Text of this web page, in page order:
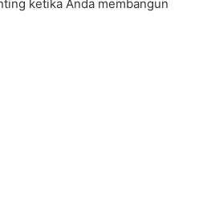
ketika Anda membangun